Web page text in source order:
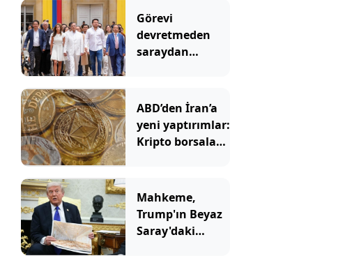
Görevi
devretmeden
saraydan
müzeye
çevireceğim’
demişti
ABD’den İran’a
yeni yaptırımlar:
Kripto borsaları
Mahkeme,
Trump'ın Beyaz
Saray'daki